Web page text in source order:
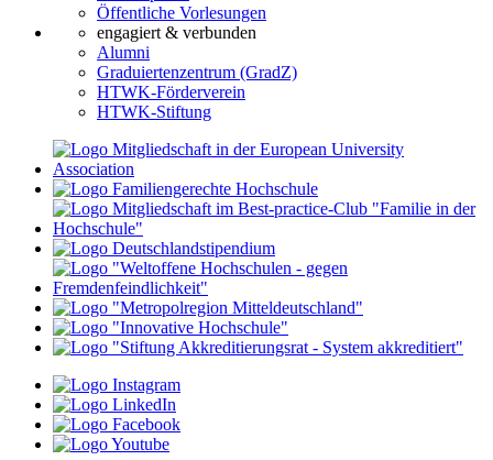
Öffentliche Vorlesungen
engagiert & verbunden
Alumni
Graduiertenzentrum (GradZ)
HTWK-Förderverein
HTWK-Stiftung